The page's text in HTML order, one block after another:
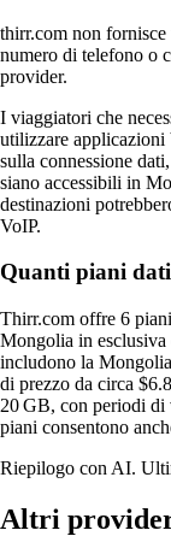
thirr.com non
numero di telefono o
provider.
I viaggiatori che
utilizzare applicazioni
sulla connessione
siano accessibili in
destinazioni
VoIP.
Quanti piani
Thirr.com offre 6
Mongolia in
includono la
di prezzo da circa
20 GB, con periodi
piani consentono
Riepilogo con AI.
Altri